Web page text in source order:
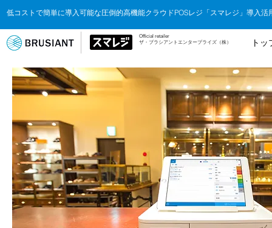
低コストで簡単に導入可能な圧倒的高機能クラウドPOSレジ「スマレジ」導入活
​Official retailer
ザ・ブラシアントエンタープライズ（株）
トッ